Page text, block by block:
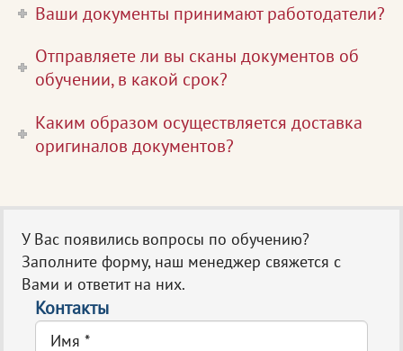
Ваши документы принимают работодатели?
Отправляете ли вы сканы документов об
обучении, в какой срок?
Каким образом осуществляется доставка
оригиналов документов?
У Вас появились вопросы по обучению?
Заполните форму, наш менеджер свяжется с
Вами и ответит на них.
Контакты